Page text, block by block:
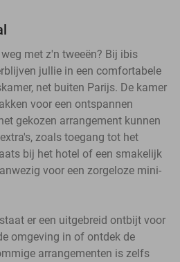
met z'n tweeën? Bij ibis
jullie in een comfortabele
net buiten Parijs. De kamer
voor een ontspannen
gekozen arrangement kunnen
zoals toegang tot het
bij het hotel of een smakelijk
voor een zorgeloze mini-
er een uitgebreid ontbijt voor
omgeving in of ontdek de
arrangementen is zelfs